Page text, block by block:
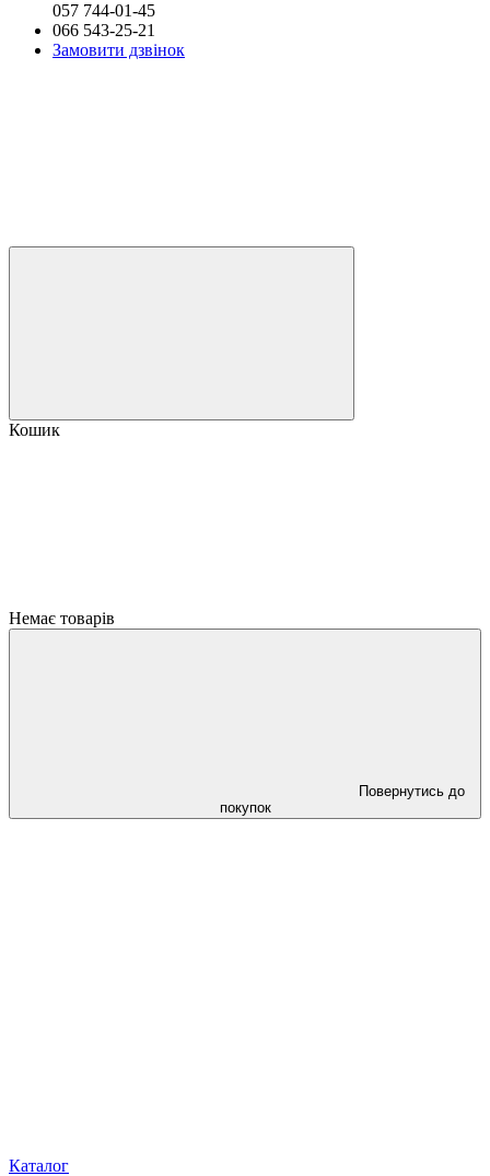
057 744-01-45
066 543-25-21
Замовити дзвінок
Кошик
Немає товарів
Повернутись до
покупок
Каталог